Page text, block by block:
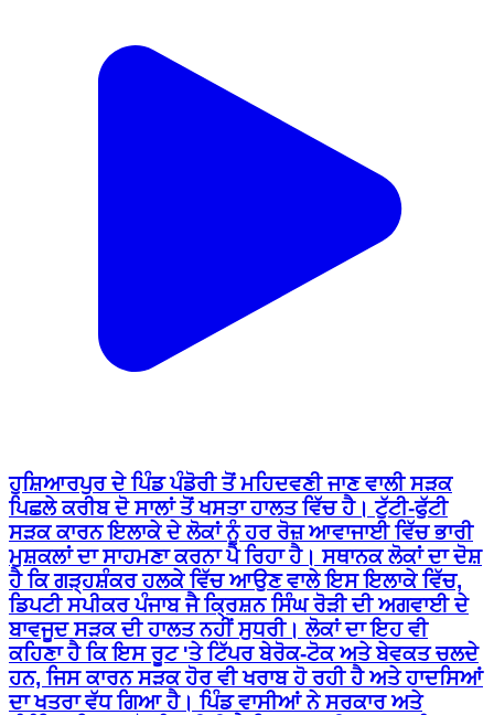
ਹੁਸ਼ਿਆਰਪੁਰ ਦੇ ਪਿੰਡ ਪੰਡੋਰੀ ਤੋਂ ਮਹਿਦਵਣੀ ਜਾਣ ਵਾਲੀ ਸੜਕ
ਪਿਛਲੇ ਕਰੀਬ ਦੋ ਸਾਲਾਂ ਤੋਂ ਖਸਤਾ ਹਾਲਤ ਵਿੱਚ ਹੈ। ਟੁੱਟੀ-ਫੁੱਟੀ
ਸੜਕ ਕਾਰਨ ਇਲਾਕੇ ਦੇ ਲੋਕਾਂ ਨੂੰ ਹਰ ਰੋਜ਼ ਆਵਾਜਾਈ ਵਿੱਚ ਭਾਰੀ
ਮੁਸ਼ਕਲਾਂ ਦਾ ਸਾਹਮਣਾ ਕਰਨਾ ਪੈ ਰਿਹਾ ਹੈ। ਸਥਾਨਕ ਲੋਕਾਂ ਦਾ ਦੋਸ਼
ਹੈ ਕਿ ਗੜ੍ਹਸ਼ੰਕਰ ਹਲਕੇ ਵਿੱਚ ਆਉਣ ਵਾਲੇ ਇਸ ਇਲਾਕੇ ਵਿੱਚ,
ਡਿਪਟੀ ਸਪੀਕਰ ਪੰਜਾਬ ਜੈ ਕ੍ਰਿਸ਼ਨ ਸਿੰਘ ਰੋੜੀ ਦੀ ਅਗਵਾਈ ਦੇ
ਬਾਵਜੂਦ ਸੜਕ ਦੀ ਹਾਲਤ ਨਹੀਂ ਸੁਧਰੀ। ਲੋਕਾਂ ਦਾ ਇਹ ਵੀ
ਕਹਿਣਾ ਹੈ ਕਿ ਇਸ ਰੂਟ 'ਤੇ ਟਿੱਪਰ ਬੇਰੋਕ-ਟੋਕ ਅਤੇ ਬੇਵਕਤ ਚਲਦੇ
ਹਨ, ਜਿਸ ਕਾਰਨ ਸੜਕ ਹੋਰ ਵੀ ਖਰਾਬ ਹੋ ਰਹੀ ਹੈ ਅਤੇ ਹਾਦਸਿਆਂ
ਦਾ ਖਤਰਾ ਵੱਧ ਗਿਆ ਹੈ। ਪਿੰਡ ਵਾਸੀਆਂ ਨੇ ਸਰਕਾਰ ਅਤੇ